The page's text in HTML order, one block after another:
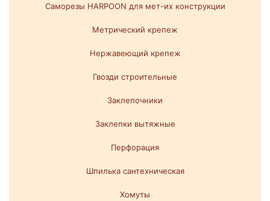
Саморезы HARPOON для мет-их конструкции
Метрический крепеж
Нержавеющий крепеж
Гвозди строительные
Заклепочники
Заклепки вытяжные
Перфорация
Шпилька сантехническая
Хомуты